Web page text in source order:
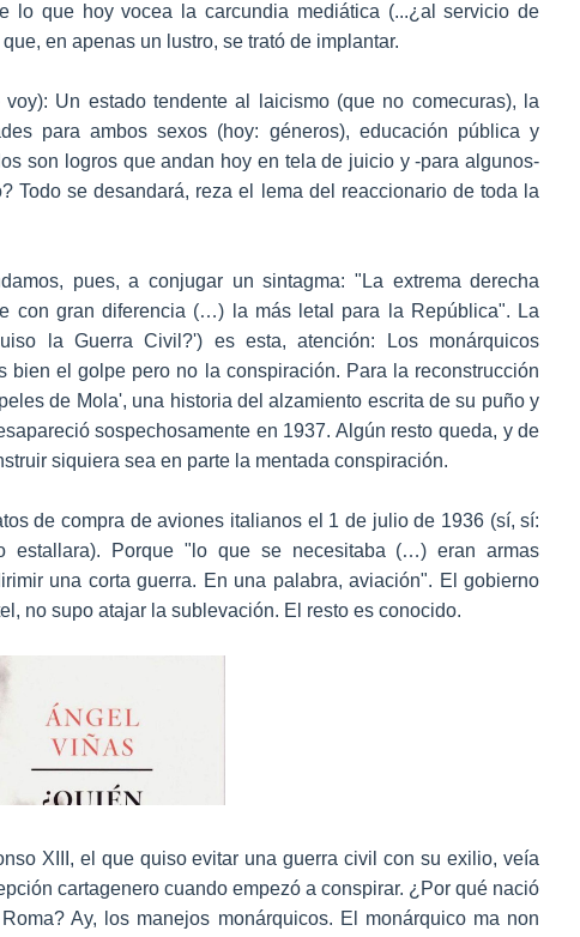
lo que hoy vocea la carcundia mediática (...¿al servicio de
en apenas un lustro, se trató de implantar.
Un estado tendente al laicismo (que no comecuras), la
para ambos sexos (hoy: géneros), educación pública y
son logros que andan hoy en tela de juicio y -para algunos-
Todo se desandará, reza el lema del reaccionario de toda la
pues, a conjugar un sintagma: "La extrema derecha
con gran diferencia (…) la más letal para la República". La
la Guerra Civil?') es esta, atención: Los monárquicos
bien el golpe pero no la conspiración. Para la reconstrucción
de Mola', una historia del alzamiento escrita de su puño y
sospechosamente en 1937. Algún resto queda, y de
siquiera sea en parte la mentada conspiración.
de compra de aviones italianos el 1 de julio de 1936 (sí, sí:
estallara). Porque "lo que se necesitaba (…) eran armas
una corta guerra. En una palabra, aviación". El gobierno
no supo atajar la sublevación. El resto es conocido.
XIII, el que quiso evitar una guerra civil con su exilio, veía
cartagenero cuando empezó a conspirar. ¿Por qué nació
Ay, los manejos monárquicos. El monárquico ma non